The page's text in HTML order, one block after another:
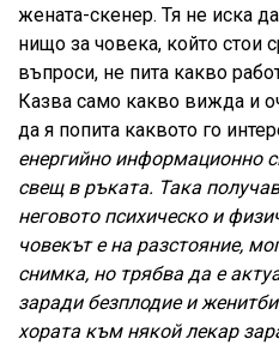
жената-скенер. Тя не иска
нищо за човека, който стои
въпроси, не пита какво
Казва само какво вижда и
да я попита каквото го
енергийно информационно
свещ в ръката. Така
неговото психическо и
човекът е на разстояние,
снимка, но трябва да е
заради безплодие и
хората към някой лекар